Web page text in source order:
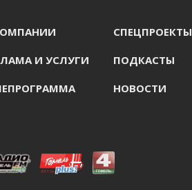
СПЕЦПРОЕКТЫ
И УСЛУГИ ПОДКАСТЫ
НОВОСТИ